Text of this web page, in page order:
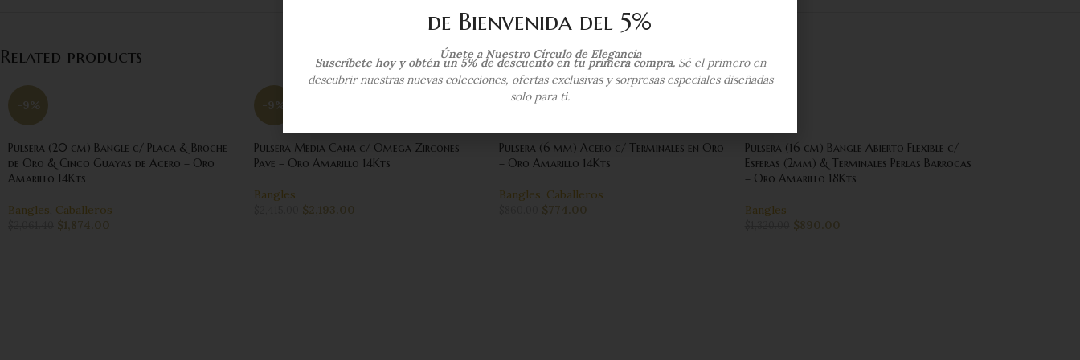
Related products
-9%
Pulsera (20 cm) Bangle c/ Placa & Broche
de Oro & Cinco Guayas de Acero – Oro
Amarillo 14Kts
Bangles, Caballeros
$1,874.00
-9%
Pulsera Media Cana c/ Omega Zircones
Pave – Oro Amarillo 14Kts
Bangles
$2,193.00
-10%
Pulsera (6 mm) Acero c/ Terminales en Oro
– Oro Amarillo 14Kts
Bangles, Caballeros
$774.00
Pulsera (16 cm) Bangle Abierto Flexible c/
Esferas (2mm) & Terminales Perlas Barrocas
– Oro Amarillo 18Kts
Bangles
$890.00
de Bienvenida del 5%
Únete a Nuestro Círculo de Elegancia
Suscríbete hoy y obtén un 5% de descuento en tu primera compra.Sé el primero en
descubrir nuestras nuevas colecciones, ofertas exclusivas y sorpresas especiales diseñadas
solo para ti.